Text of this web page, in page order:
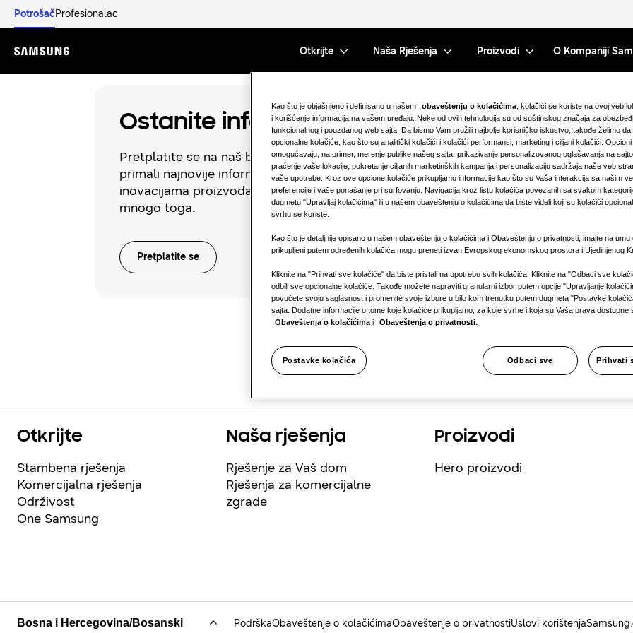
PotrošačProfesionalac
Menu
Otkrijte Naša Rješenja Proizvodi O Kompaniji
Ostanite informisani
Pretplatite se na naš bilten kako biste
primali najnovije informacije o
inovacijama proizvoda, ažuriranja i još
mnogo toga.
Pretplatite se
Javite
Obratite se našem
postavite sva pitanja
razgovarate o
Vaše poslovanje.
Kontaktirajte nas
Otkrijte
Stambena rješenja
Komercijalna rješenja
Održivost
One Samsung
Naša rješenja
Rješenje za Vaš dom
Rješenja za komercijalne
zgrade
Proizvodi
Hero proizvodi
PodrškaObaveštenje o kolačićimaObaveštenje o privatnostiUslovi korištenja
Kao što je objašnjeno i definisano u našem obaveštenju o kolačićima , kolačići se koriste na ovoj veb
i korišćenje informacija na vašem uređaju. Neke od ovih tehnologija su od suštinskog značaja za
funkcionalnog i pouzdanog web sajta. Da bismo Vam pružili najbolje korisničko iskustvo, takođe želimo
opcionalne kolačiće, kao što su analitički kolačići i kolačići performansi, marketing i ciljani kolačići.
omogućavaju, na primer, merenje publike našeg sajta, prikazivanje personalizovanog oglašavanja na
praćenje vaše lokacije, pokretanje ciljanih marketinških kampanja i personalizaciju sadržaja naše veb
vaše upotrebe. Kroz ove opcione kolačiće prikupljamo informacije kao što su Vaša interakcija sa našim
preferencije i vaše ponašanje pri surfovanju. Navigacija kroz listu kolačića povezanih sa svakom
dugmetu "Upravljaj kolačićima" ili u našem obaveštenju o kolačićima da biste videli koji su kolačići
svrhu se koriste.
Kao što je detaljnije opisano u našem obaveštenju o kolačićima i Obaveštenju o privatnosti, imajte na umu
prikupljeni putem određenih kolačića mogu preneti izvan Evropskog ekonomskog prostora i Ujedinjenog
Kliknite na "Prihvati sve kolačiće" da biste pristali na upotrebu svih kolačića. Kliknite na "Odbaci sve
odbili sve opcionalne kolačiće. Takođe možete napraviti granularni izbor putem opcije "Upravljanje
povučete svoju saglasnost i promenite svoje izbore u bilo kom trenutku putem dugmeta "Postavke
sajta. Dodatne informacije o tome koje kolačiće prikupljamo, za koje svrhe i koja su Vaša prava dostupne
Obaveštenja o kolačićima i Obaveštenja o privatnosti.
Postavke kolačića Odbaci sve Prihvati